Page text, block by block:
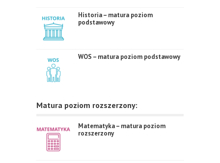
Historia – matura poziom
podstawowy
WOS – matura poziom podstawowy
Matura poziom rozszerzony:
Matematyka – matura poziom
rozszerzony